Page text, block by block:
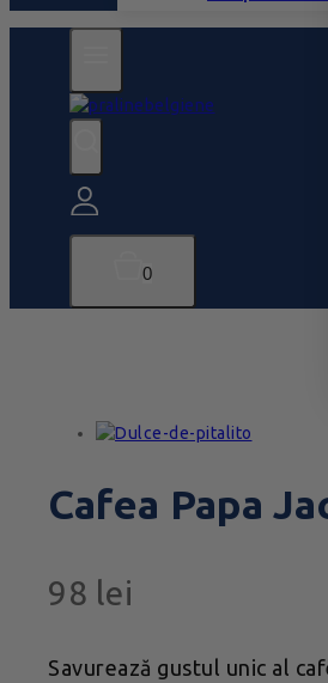
0
Cafea Papa
98 lei
Savurează gustul unic al